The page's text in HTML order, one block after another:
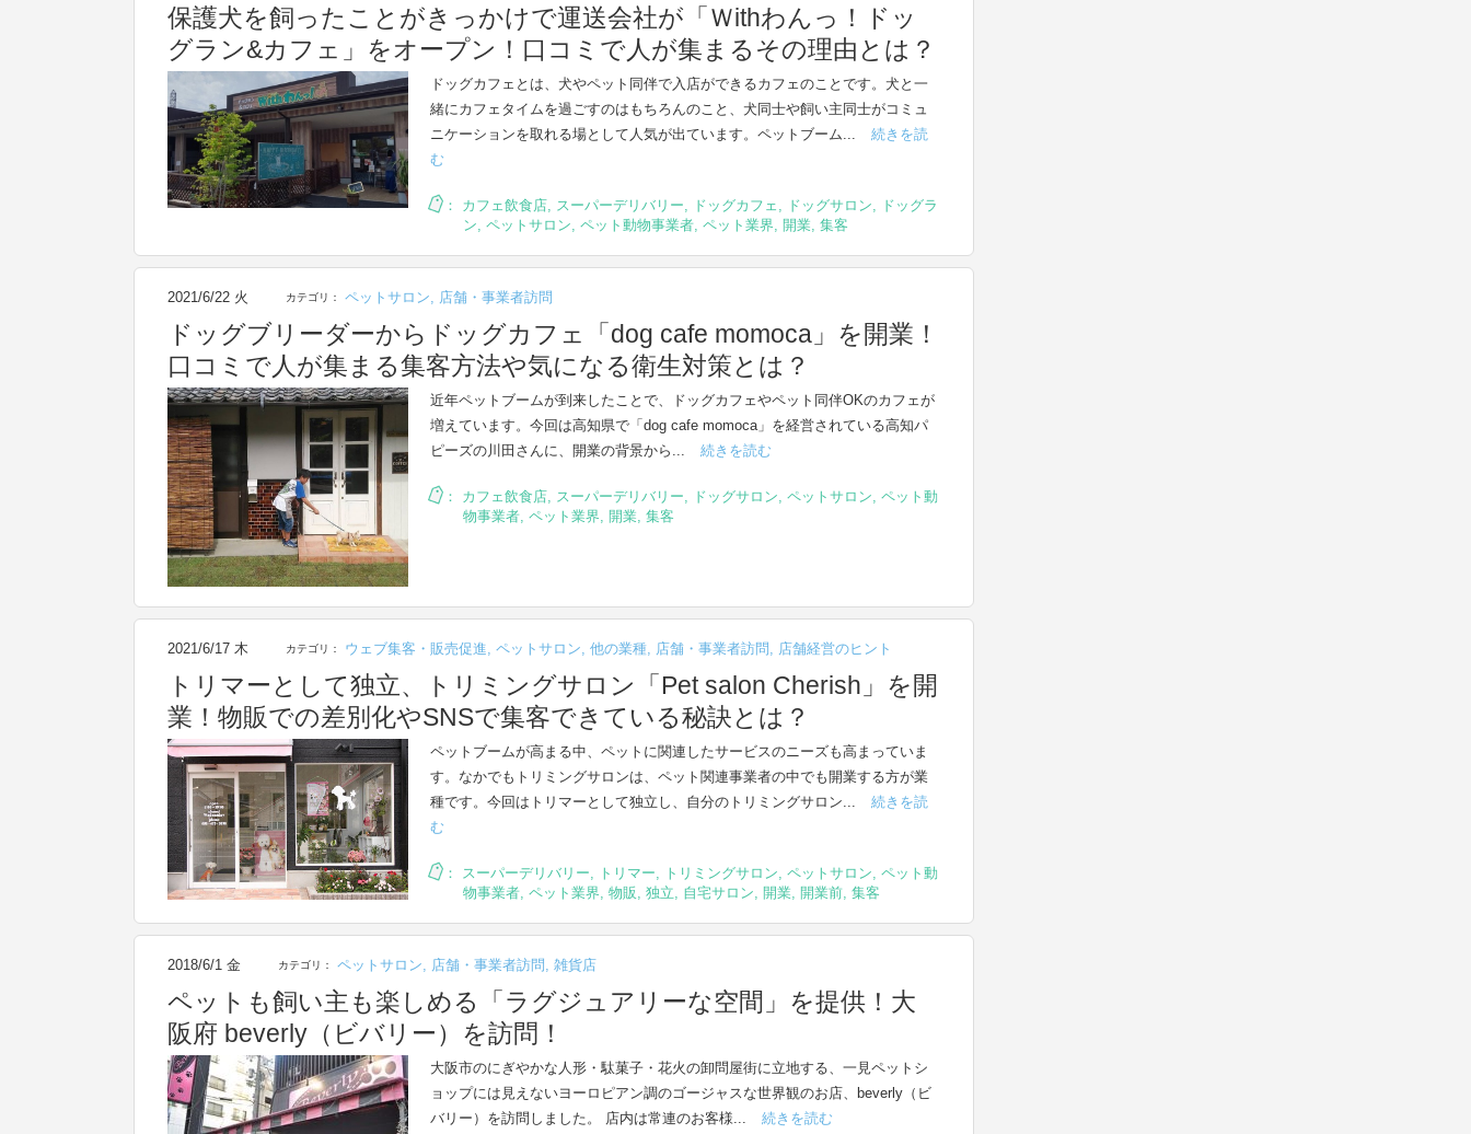
保護犬を飼ったことがきっかけで運送会社が「Ｗithわんっ！ドッ
グラン&カフェ」をオープン！口コミで人が集まるその理由とは？
ドッグカフェとは、犬やペット同伴で入店ができるカフェのことです。犬と一
緒にカフェタイムを過ごすのはもちろんのこと、犬同士や飼い主同士がコミュ
ニケーションを取れる場として人気が出ています。ペットブーム...
続きを読
む
： カフェ飲食店, スーパーデリバリー ドッグカフェ ドッグサロン
ドッグラ
ン ペットサロン ペット動物事業者 ペット業界 開業 集客
2021/6/22 火 カテゴリ： ペットサロン 店舗・事業者訪問
ドッグブリーダーからドッグカフェ「dog cafe momoca」を開業！
口コミで人が集まる集客方法や気になる衛生対策とは？
近年ペットブームが到来したことで、ドッグカフェやペット同伴OKのカフェが
増えています。今回は高知県で「dog cafe momoca」を経営されている高知パ
ピーズの川田さんに、開業の背景から...
続きを読む
： カフェ飲食店, スーパーデリバリー ドッグサロン ペットサロン ペット動
物事業者 ペット業界 開業 集客
2021/6/17 木 カテゴリ： ウェブ集客・販売促進, ペットサロン, 他の業種, 店舗・事業者訪問 , 店舗経営のヒント
トリマーとして独立、トリミングサロン「Pet salon Cherish」を開
業！物販での差別化やSNSで集客できている秘訣とは？
ペットブームが高まる中、ペットに関連したサービスのニーズも高まっていま
す。なかでもトリミングサロンは、ペット関連事業者の中でも開業する方が業
種です。今回はトリマーとして独立し、自分のトリミングサロン...
続きを読
む
： スーパーデリバリー, トリマー, トリミングサロン, ペットサロン, ペット動
物事業者, ペット業界, 物販 , 独立, 自宅サロン, 開業, 開業前, 集客
2018/6/1 金 カテゴリ： ペットサロン, 店舗・事業者訪問 , 雑貨店
ペットも飼い主も楽しめる「ラグジュアリーな空間」を提供！大
阪府 beverly（ビバリー）を訪問！
大阪市のにぎやかな人形・駄菓子・花火の卸問屋街に立地する、一見ペットシ
ョップには見えないヨーロピアン調のゴージャスな世界観のお店、beverly（ビ
バリー）を訪問しました。 店内は常連のお客様...
続きを読む